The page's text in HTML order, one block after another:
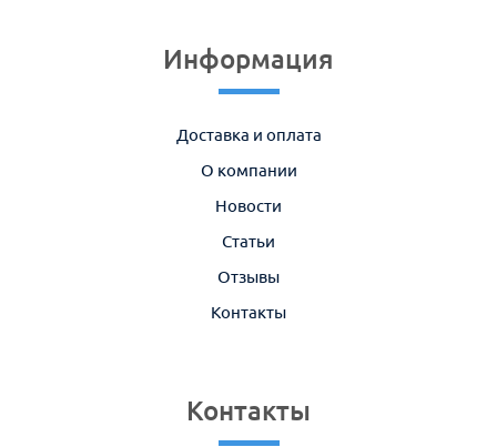
Информация
Доставка и оплата
О компании
Новости
Статьи
Отзывы
Контакты
Контакты